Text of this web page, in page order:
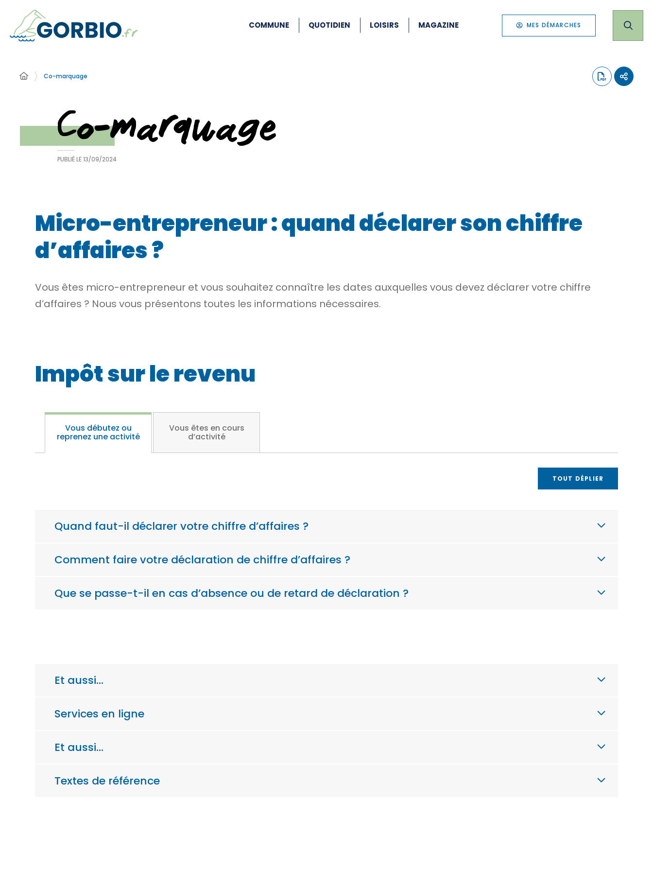
COMMUNE QUOTIDIEN LOISIRS MAGAZINE MES DÉMARCHES
Co-marquage
Co-marquage
PUBLIÉ LE13/09/2024
Micro-entrepreneur : quand déclarer son chiffre
d’affaires ?
Vous êtes micro-entrepreneur et vous souhaitez connaître les dates auxquelles vous devez déclarer votre chiffre
d’affaires ? Nous vous présentons toutes les informations nécessaires.
Impôt sur le revenu
Vous débutez ou
reprenez une activité
Vous êtes en cours
d’activité
TOUT DÉPLIER
Quand faut-il déclarer votre chiffre d’affaires ?
Comment faire votre déclaration de chiffre d’affaires ?
Que se passe-t-il en cas d’absence ou de retard de déclaration ?
Et aussi…
Services en ligne
Et aussi…
Textes de référence